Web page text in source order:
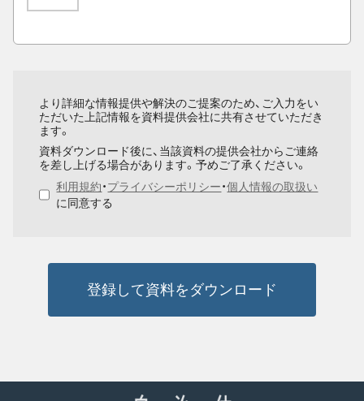
より詳細な情報提供や解決のご提案のため、ご入力をい
ただいた上記情報を資料提供会社に共有させていただき
ます。
資料ダウンロード後に、当該資料の提供会社からご連絡
を差し上げる場合があります。予めご了承ください。
利用規約・プライバシーポリシー・個人情報の取扱い
に同意する
登録して資料をダウンロード